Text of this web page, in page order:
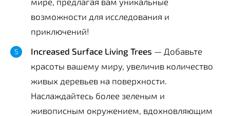
возможности для исследования и
приключений!
Increased Surface Living Trees — Добавьте
красоты вашему миру, увеличив количество
живых деревьев на поверхности.
Наслаждайтесь более зеленым и
живописным окружением, вдохновляющим